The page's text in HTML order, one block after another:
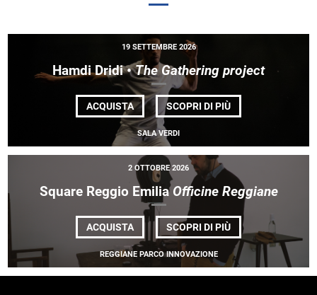
19 SETTEMBRE 2026
Hamdi Dridi •The Gathering project
ACQUISTA SCOPRI DI PIÙDI
HAMDI
GATHERING
PROJECT</EM>
SALA VERDI
2 OTTOBRE 2026
Square Reggio EmiliaOfficine Reggiane
ACQUISTA SCOPRI DI PIÙDI
SQUARE
REGGIO
EMILIA
<EM>OFFICINE
REGGIANE</EM>
REGGIANE PARCO INNOVAZIONE